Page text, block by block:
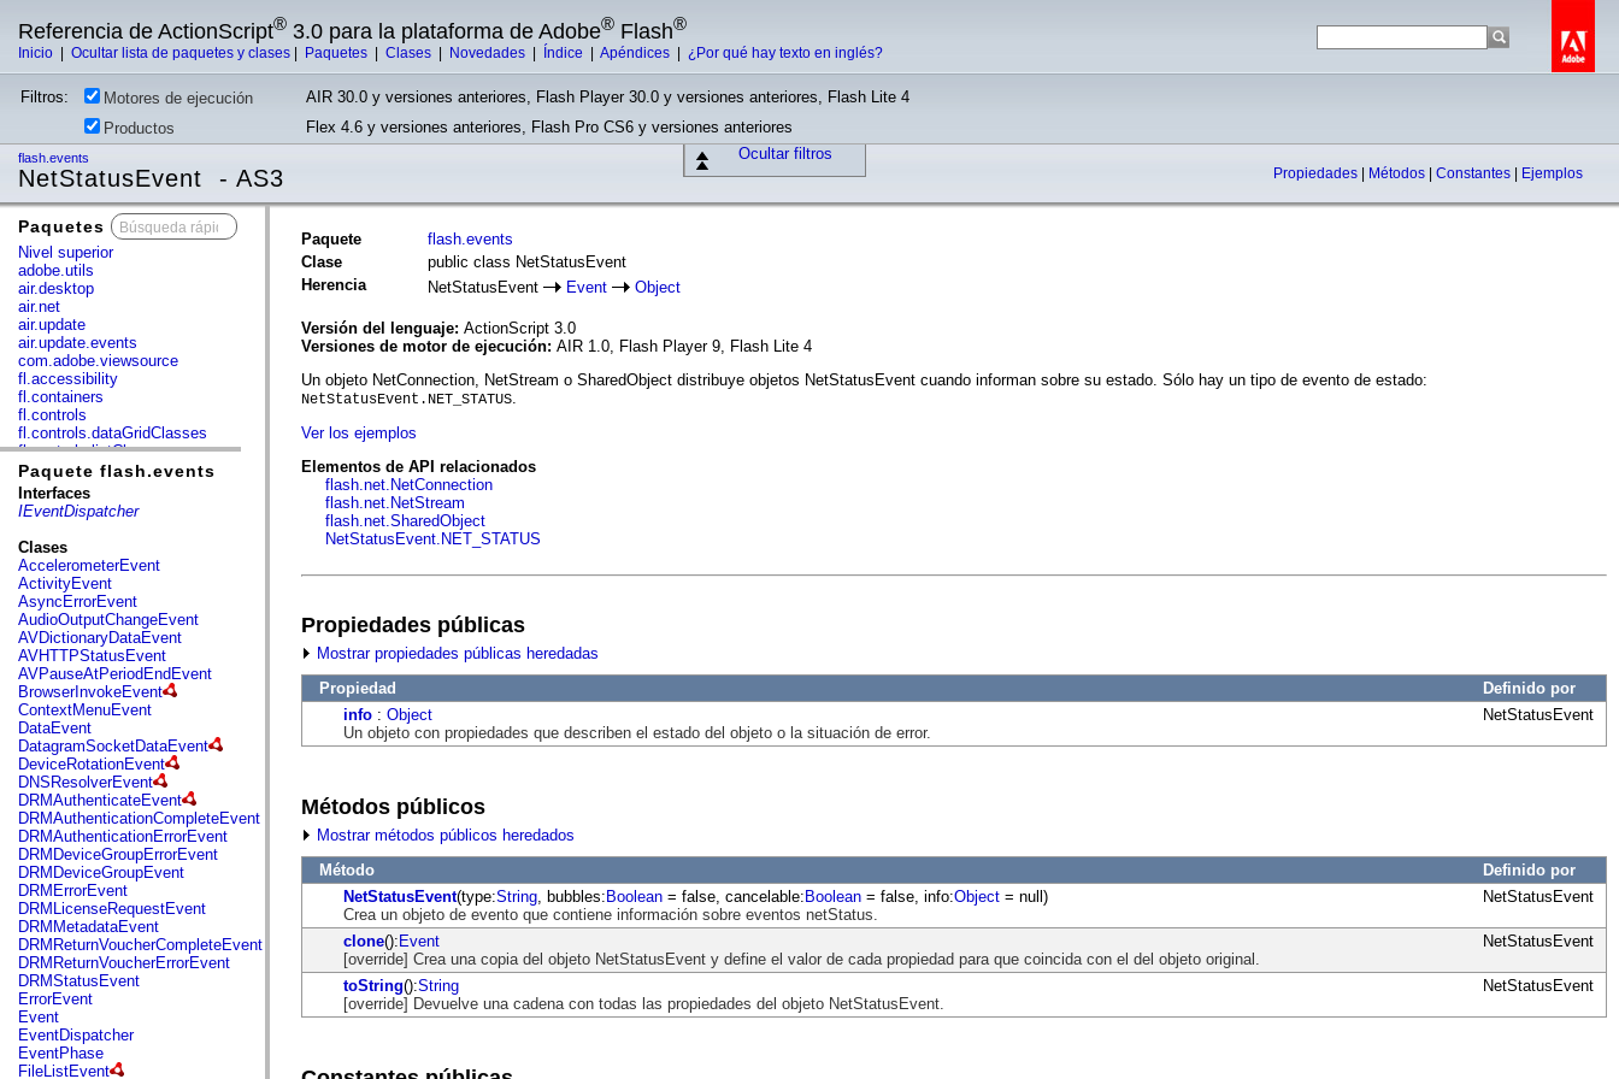
Referencia de ActionScript® 3.0 para la plataforma de Adobe® Flash®
Inicio Ocultar lista de paquetes y clases Paquetes Clases Novedades Índice Apéndices ¿Por qué hay texto en inglés?
Filtros: Motores de ejecución
AIR 30.0 y versiones anteriores, Flash Player 30.0 y versiones anteriores, Flash Lite 4
Productos
Flex 4.6 y versiones anteriores, Flash Pro CS6 y versiones anteriores
Ocultar filtros
flash.events
NetStatusEvent - AS3 Propiedades Métodos Constantes Ejemplos
Paquetes
Nivel superior
adobe.utils
air.desktop
air.net
air.update
air.update.events
com.adobe.viewsource
fl.accessibility
fl.containers
fl.controls
fl.controls.dataGridClasses
fl.controls.listClasses
fl.controls.progressBarClasses
fl.core
fl.data
fl.events
fl.ik
fl.lang
fl.livepreview
fl.managers
fl.motion
fl.motion.easing
fl.rsl
fl.text
fl.transitions
fl.transitions.easing
fl.video
flash.accessibility
flash.concurrent
flash.crypto
flash.data
flash.desktop
flash.display
flash.display3D
flash.display3D.textures
flash.errors
flash.events
flash.external
flash.filesystem
flash.filters
flash.geom
flash.globalization
flash.html
flash.media
flash.net
Paquete flash.events
Interfaces
IEventDispatcher
Clases
AccelerometerEvent
ActivityEvent
AsyncErrorEvent
AudioOutputChangeEvent
AVDictionaryDataEvent
AVHTTPStatusEvent
AVPauseAtPeriodEndEvent
BrowserInvokeEvent
ContextMenuEvent
DataEvent
DatagramSocketDataEvent
DeviceRotationEvent
DNSResolverEvent
DRMAuthenticateEvent
DRMAuthenticationCompleteEvent
DRMAuthenticationErrorEvent
DRMDeviceGroupErrorEvent
DRMDeviceGroupEvent
DRMErrorEvent
DRMLicenseRequestEvent
DRMMetadataEvent
DRMReturnVoucherCompleteEvent
DRMReturnVoucherErrorEvent
DRMStatusEvent
ErrorEvent
Event
EventDispatcher
EventPhase
FileListEvent
Paquete
flash.events
Clase
public class NetStatusEvent
Herencia
NetStatusEvent Event Object
Versión del lenguaje: ActionScript 3.0
Versiones de motor de ejecución: AIR 1.0, Flash Player 9, Flash Lite 4
Un objeto NetConnection, NetStream o SharedObject distribuye objetos NetStatusEvent cuando informan sobre su estado. Sólo hay un tipo de evento de estado:
NetStatusEvent.NET_STATUS.
Ver los ejemplos
Elementos de API relacionados
flash.net.NetConnection
flash.net.NetStream
flash.net.SharedObject
NetStatusEvent.NET_STATUS
Propiedades públicas
Mostrar propiedades públicas heredadas
Propiedad
Definido por
info : Object
Un objeto con propiedades que describen el estado del objeto o la situación de error.
NetStatusEvent
Métodos públicos
Mostrar métodos públicos heredados
Método
Definido por
NetStatusEvent(type:String , bubbles:Boolean = false, cancelable:Boolean = false, info:Object = null)
Crea un objeto de evento que contiene información sobre eventos netStatus.
NetStatusEvent
clone():Event
[override] Crea una copia del objeto NetStatusEvent y define el valor de cada propiedad para que coincida con el del objeto original.
NetStatusEvent
toString():String
[override] Devuelve una cadena con todas las propiedades del objeto NetStatusEvent.
NetStatusEvent